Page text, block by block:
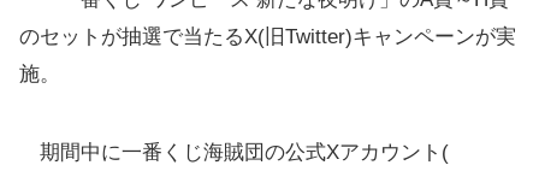
全6
ダム
のセットが抽選で当たるX(旧Twitter)キャンペーンが実
施。
期間中に一番くじ海賊団の公式Xアカウント(